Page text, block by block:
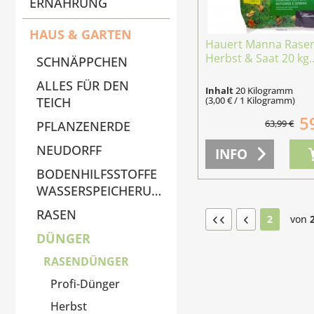
HAUS & GARTEN
SCHNÄPPCHEN
ALLES FÜR DEN
TEICH
PFLANZENERDE
NEUDORFF
BODENHILFSSTOFFE
WASSERSPEICHERUNG
RASEN
DÜNGER
RASENDÜNGER
Profi-Dünger
Herbst
Hauert Manna
Herbst & Saat 20
Inhalt20 Kilogramm
(3,00 € / 1 Kilogramm)
63,99 €
INFO
2 von